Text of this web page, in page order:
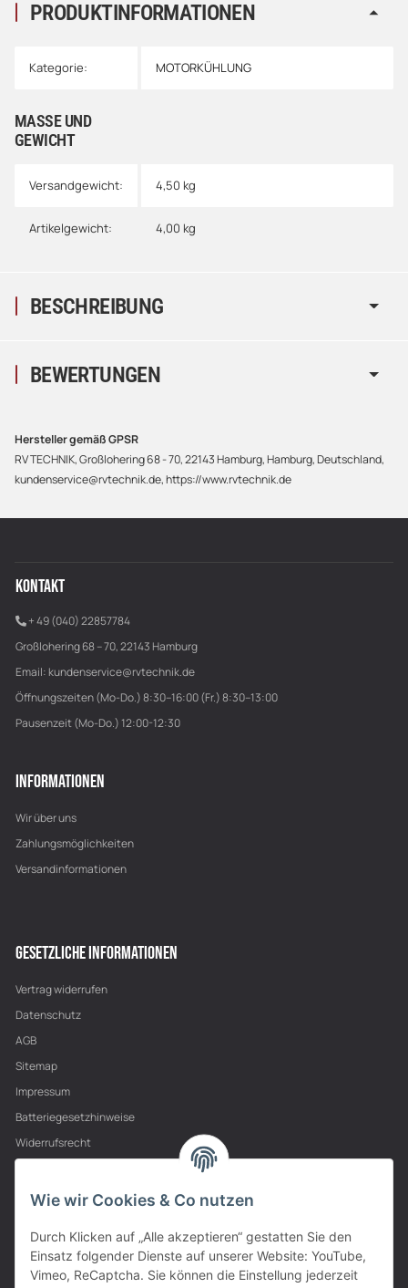
PRODUKTINFORMATIONEN
Kategorie: MOTORKÜHLUNG
MASSE UND G
EWICHT
Versandgewicht: 4,50 kg
Artikelgewicht: 4,00 kg
BESCHREIBUNG
BEWERTUNGEN
Hersteller gemäß GPSR
RV TECHNIK, Großlohering 68 - 70, 22143 Hamburg, Hamburg, Deutschland,
kundenservice@rvtechnik.de, https://www.rvtechnik.de
KONTAKT
+ 49 (040) 22857784
Großlohering 68 – 70, 22143 Hamburg
Email: kundenservice@rvtechnik.de
Öffnungszeiten (Mo-Do.) 8:30–16:00 (Fr.) 8:30–13:00
Pausenzeit (Mo-Do.) 12:00-12:30
INFORMATIONEN
Wir über uns
Zahlungsmöglichkeiten
Versandinformationen
GESETZLICHE INFORMATIONEN
Vertrag widerrufen
Datenschutz
AGB
Sitemap
Impressum
Batteriegesetzhinweise
Widerrufsrecht
PARTNER
Wie wir Cookies & Co nutzen
Durch Klicken auf „Alle akzeptieren“ gestatten Sie den
Einsatz folgender Dienste auf unserer Website: YouTube,
Vimeo, ReCaptcha. Sie können die Einstellung jederzeit